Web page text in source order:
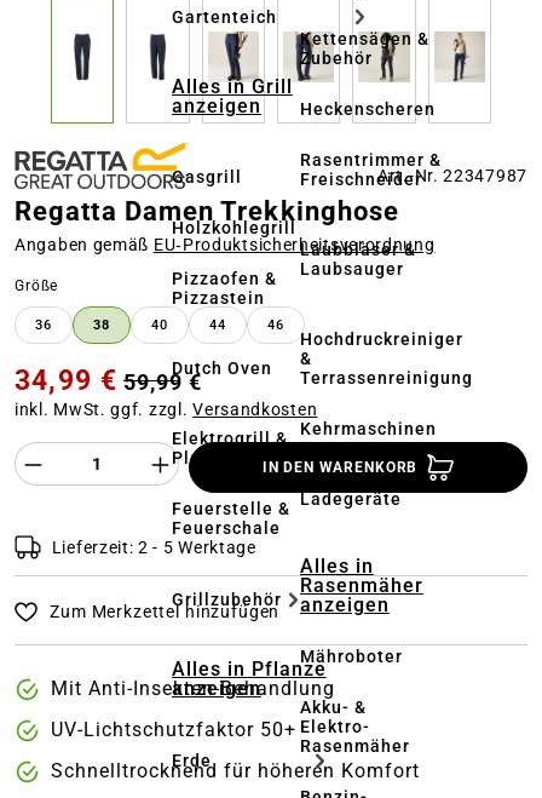
Gartenteich
Alles in Grill
anzeigen
Gasgrill
Holzkohlegrill
Pizzaofen &
Pizzastein
Dutch Oven
Elektrogrill &
Plancha
Feuerstelle &
Feuerschale
Grillzubehör
Alles in Pflanze
anzeigen
Erde
Kettensägen &
Zubehör
Heckenscheren
Rasentrimmer &
Freischneider
Laubbläser &
Laubsauger
Hochdruckreiniger
&
Terrassenreinigung
Kehrmaschinen
Ladegeräte
Alles in
Rasenmäher
anzeigen
Mähroboter
Akku- &
Elektro-
Rasenmäher
Art.-Nr. 22347987
Regatta Damen Trekkinghose
Angaben gemäß EU‑Produktsicherheitsverordnung
Größe
36 38 40 44 46
34,99 € 59,99 €
inkl. MwSt. ggf. zzgl.Versandkosten
Produkt Anzahl des Produktes
IN DEN WARENKORB
Lieferzeit: 2 - 5 Werktage
Zum Merkzettel hinzufügen
Mit Anti-Insekten-Behandlung
UV-Lichtschutzfaktor 50+
Schnelltrocknend für höheren Komfort